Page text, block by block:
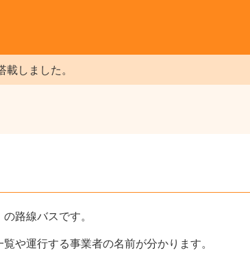
しました。
路線バスです。
や運行する事業者の名前が分かります。